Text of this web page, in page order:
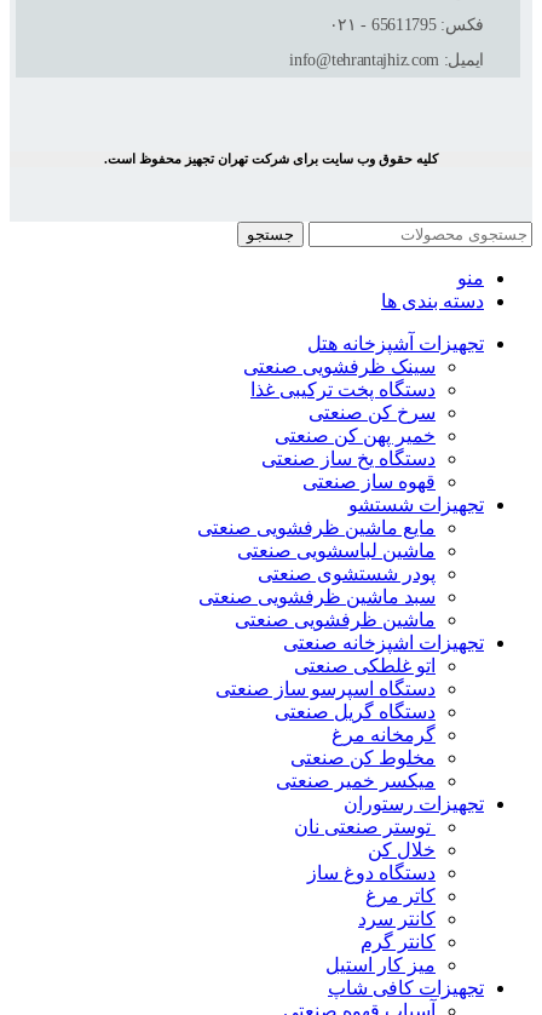
فکس: 65611795 - ۰۲۱
ایمیل: info@tehrantajhiz.com
کلیه حقوق وب سایت برای شرکت تهران تجهیز محفوظ است.
جستجو
منو
دسته بندی ها
تجهیزات آشپزخانه هتل
سینک ظرفشویی صنعتی
دستگاه پخت ترکیبی غذا
سرخ کن صنعتی
خمیر پهن کن صنعتی
دستگاه یخ ساز صنعتی
قهوه ساز صنعتی
تجهیزات شستشو
مایع ماشین ظرفشویی صنعتی
ماشین لباسشویی صنعتی
پودر شستشوی صنعتی
سبد ماشین ظرفشویی صنعتی
ماشین ظرفشویی صنعتی
تجهیزات اشپزخانه صنعتی
اتو غلطکی صنعتی
دستگاه اسپرسو ساز صنعتی
دستگاه گریل صنعتی
گرمخانه مرغ
مخلوط کن صنعتی
میکسر خمیر صنعتی
تجهیزات رستوران
توستر صنعتی نان
خلال کن
دستگاه دوغ ساز
کاتر مرغ
کانتر سرد
کانتر گرم
میز کار استیل
تجهیزات کافی شاپ
آسیاب قهوه صنعتی